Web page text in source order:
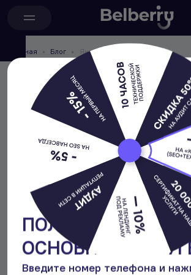
Главная Блог Яндекс Медицина: новый поиск врачей и клиник — как клиникам получать пациентов
Яндекс Медицина:
врачей и клиник — как
получать пациентов
Медицинский маркетинг 5 минут 2
Дмитрий
Руководитель отдела SEO
ПОЛУЧИТЕ БОНУС
ОСНОВНОЙ
Введите номер телефона и
кнопку«Крутить колесо»